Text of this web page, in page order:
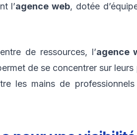
l’agence web, dotée
de ressources, l’agence
de se concentrer sur
les mains de